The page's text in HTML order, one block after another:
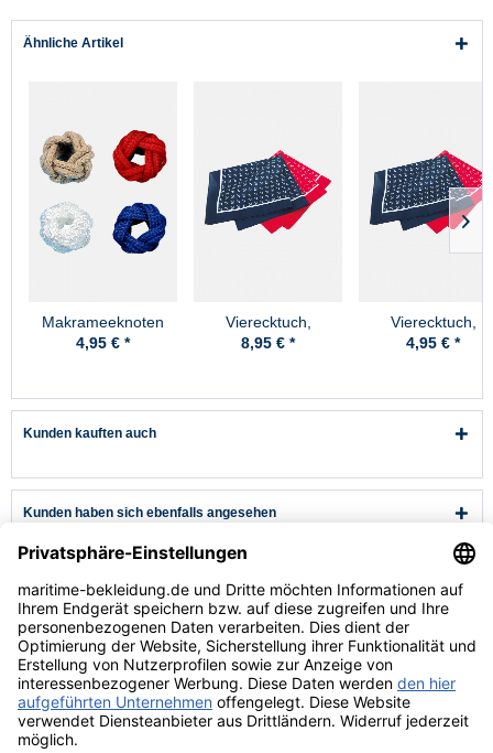
Ähnliche Artikel
Makrameeknoten
4,95 € *
Vierecktuch,
70x70cm, Anker
8,95 € *
Vierecktuch,
54x54cm, Anker
4,95 € *
Kunden kauften auch
Kunden haben sich ebenfalls angesehen
Kundenservice
Hilfe & Infos
Rechtliches